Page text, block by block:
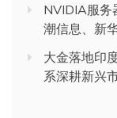
NVIDIA服
潮信息、新
大金落地印
系深耕新兴